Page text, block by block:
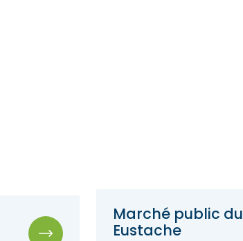
Marché public
Eustache